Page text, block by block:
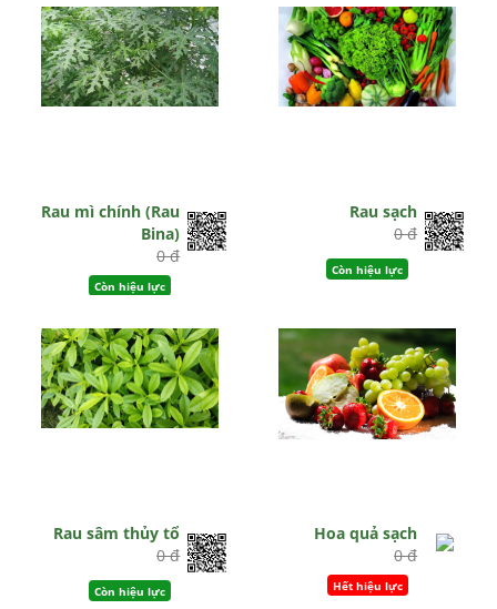
Rau mì chính (Rau
Bina)
0 đ
Còn hiệu lực
Rau sạch
0 đ
Còn hiệu lực
Rau sâm thủy tổ
0 đ
Còn hiệu lực
Hoa quả sạch
0 đ
Hết hiệu lực